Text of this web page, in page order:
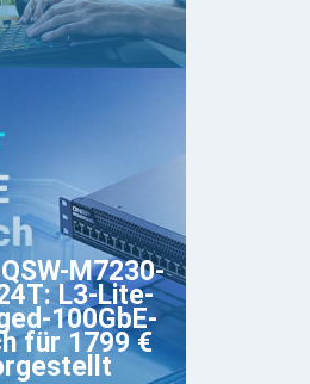
M7230-
L3-Lite-
100GbE-
für 1799 €